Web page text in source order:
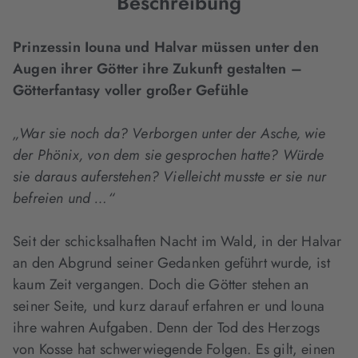
Prinzessin Iouna und Halvar müssen unter den
Augen ihrer Götter ihre Zukunft gestalten –
Götterfantasy voller großer Gefühle
„War sie noch da? Verborgen unter der Asche, wie
der Phönix, von dem sie gesprochen hatte? Würde
sie daraus auferstehen? Vielleicht musste er sie nur
befreien und …“
Seit der schicksalhaften Nacht im Wald, in der Halvar
an den Abgrund seiner Gedanken geführt wurde, ist
kaum Zeit vergangen. Doch die Götter stehen an
seiner Seite, und kurz darauf erfahren er und Iouna
ihre wahren Aufgaben. Denn der Tod des Herzogs
von Kosse hat schwerwiegende Folgen. Es gilt, einen